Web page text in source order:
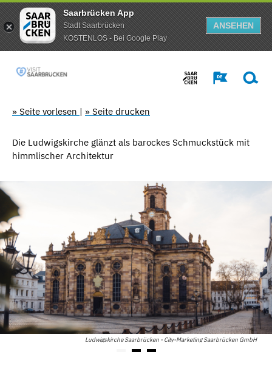
Saarbrücken App
Stadt Saarbrücken
KOSTENLOS - Bei Google Play
ANSEHEN
» Seite vorlesen | » Seite drucken
Die Ludwigskirche glänzt als barockes Schmuckstück mit
himmlischer Architektur
Ludwigskirche Saarbrücken - City-Marketing Saarbrücken GmbH